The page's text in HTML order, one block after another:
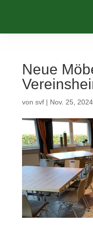
Neue
von svf| Nov. 25, 2024